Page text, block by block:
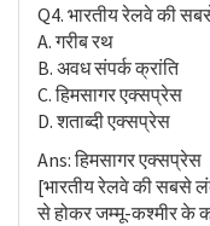
Q4. भारतीय रेलवे की
A. गरीब रथ
B. अवध संपर्क क्रांति
C. हिमसागर एक्सप्रेस
D. शताब्दी एक्सप्रेस
Ans: हिमसागर एक्सप्रेस
[भारतीय रेलवे की सबसे
से होकर जम्मू-कश्मीर के